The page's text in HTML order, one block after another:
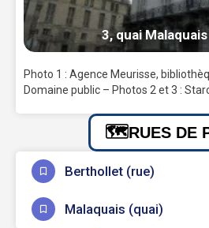
3, quai
Photo 1 : Agence Meurisse,
Domaine public – Photos 2 et 3 :
RUES DE
Berthollet (rue)
Malaquais (quai)